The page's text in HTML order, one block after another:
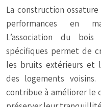
La construction
performances en
L’association du
spécifiques permet de
les bruits extérieurs et
des logements
contribue à améliorer le